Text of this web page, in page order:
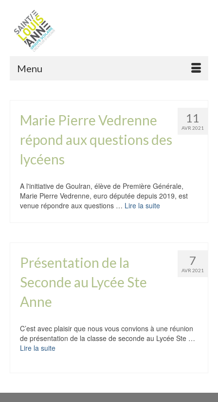
Menu
11
AVR 2021
Marie Pierre Vedrenne
répond aux questions des
lycéens
A l'initiative de Goulran, élève de Première Générale,
Marie Pierre Vedrenne, euro députée depuis 2019, est
venue répondre aux questions … Lire la suite
7
AVR 2021
Présentation de la
Seconde au Lycée Ste
Anne
C’est avec plaisir que nous vous convions à une réunion
de présentation de la classe de seconde au Lycée Ste …
Lire la suite